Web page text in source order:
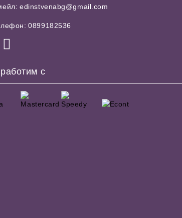
edinstvenabg@gmail.com
0899182536
с